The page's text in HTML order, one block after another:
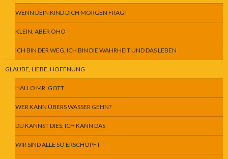
WENN DEIN KIND DICH MORGEN FRAGT
KLEIN, ABER OHO
ICH BIN DER WEG, ICH BIN DIE WAHRHEIT UND DAS LEBEN
GLAUBE, LIEBE, HOFFNUNG
HALLO MR. GOTT
WER KANN ÜBERS WASSER GEHN?
DU KANNST DIES, ICH KANN DAS
WIR SIND ALLE SO ERSCHÖPFT